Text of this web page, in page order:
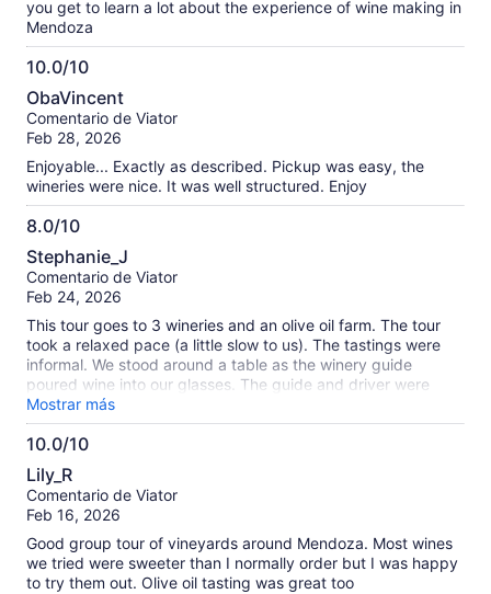
you get to learn a lot about the experience of wine making in
Mendoza
10.0/10
10.0
de
10
ObaVincent
Comentario de Viator
Feb 28, 2026
Enjoyable... Exactly as described. Pickup was easy, the
wineries were nice. It was well structured. Enjoy
8.0/10
8.0
de
10
Stephanie_J
Comentario de Viator
Feb 24, 2026
This tour goes to 3 wineries and an olive oil farm. The tour
took a relaxed pace (a little slow to us). The tastings were
informal. We stood around a table as the winery guide
poured wine into our glasses. The guide and driver were
good. It was enjoyable to talk with other guests from around
the world.
Mostrar más
10.0/10
10.0
de
10
Lily_R
Comentario de Viator
Feb 16, 2026
Good group tour of vineyards around Mendoza. Most wines
we tried were sweeter than I normally order but I was happy
to try them out. Olive oil tasting was great too